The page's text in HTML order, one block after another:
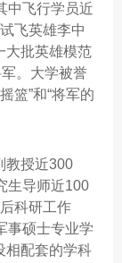
中飞行学员近
飞英雄李中
大批英雄模范
。大学被誉
篮”和“将军的
授近300
生导师近100
科研工作
事硕士专业学
相配套的学科